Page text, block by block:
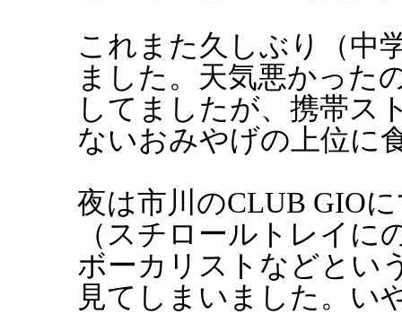
これまた久しぶり（中
ました。天気悪かった
してましたが、携帯ス
ないおみやげの上位に
夜は市川のCLUB GIO
（スチロールトレイに
ボーカリストなどとい
見てしまいました。い